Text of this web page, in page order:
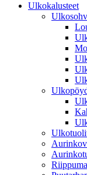
Ulkokalusteet